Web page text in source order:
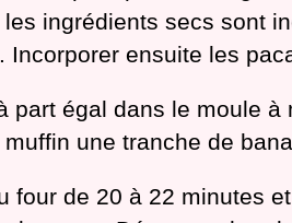
les ingrédients secs sont
Incorporer ensuite les
part égal dans le moule
une tranche de
four de 20 à 22 minutes